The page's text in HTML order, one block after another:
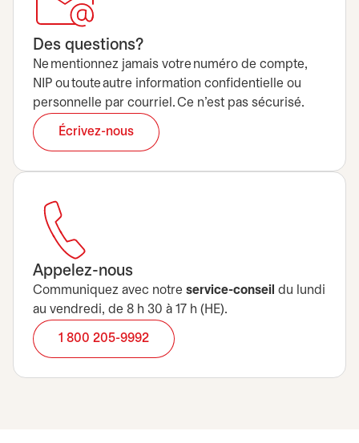
Des questions?
Ne mentionnez jamais votre numéro de compte,
NIP ou toute autre information confidentielle ou
personnelle par courriel. Ce n’est pas sécurisé.
Écrivez-nous
Appelez-nous
Communiquez avec notre service-conseil du lundi
au vendredi, de 8 h 30 à 17 h (HE).
1 800 205-9992